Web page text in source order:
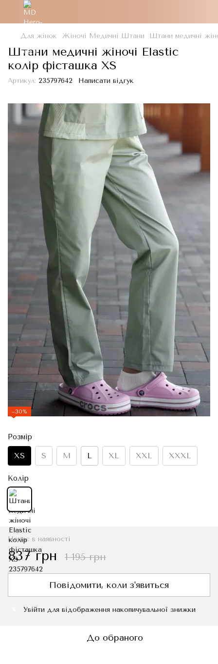
Для жінок Жіночі Медичні Штани Штани медичні
Штани медичні жіночі Elastic
колір фісташка XS
Артикул: 235797642 Написати відгук
−30%
Розмір
XS S M L XL XXL XXXL
Колір
Немає в наявності
837 грн 1 195 грн
Повідомити, коли з'явиться
Увійти для відображення накопичувальної знижки
До обраного